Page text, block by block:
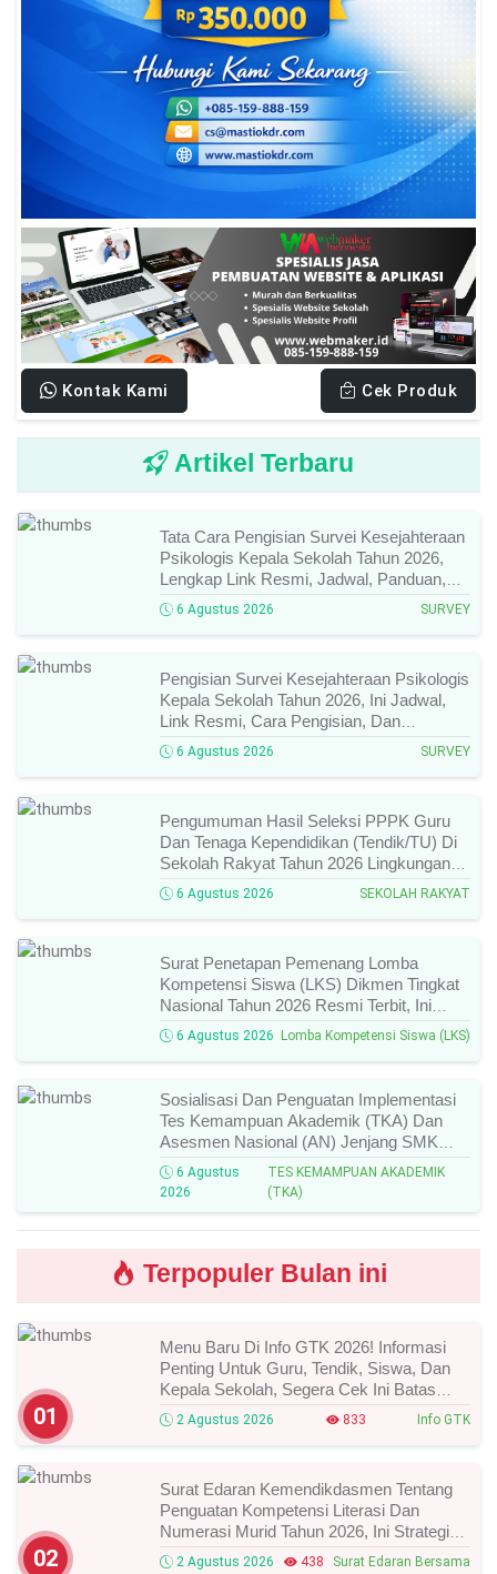
Kontak Kami Cek Produk
Artikel Terbaru
Tata Cara Pengisian Survei Kesejahteraan
Psikologis Kepala Sekolah Tahun 2026,
Lengkap Link Resmi, Jadwal, Panduan,
Dan Hal Yang Wajib Diperhatikan!
6 Agustus 2026 SURVEY
Pengisian Survei Kesejahteraan Psikologis
Kepala Sekolah Tahun 2026, Ini Jadwal,
Link Resmi, Cara Pengisian, Dan
Ketentuan Lengkapnya!
6 Agustus 2026 SURVEY
Pengumuman Hasil Seleksi PPPK Guru
Dan Tenaga Kependidikan (Tendik/TU) Di
Sekolah Rakyat Tahun 2026 Lingkungan
Kementerian Sosial RI, Ini Daftar Nama
Peserta Yang Lolos!
6 Agustus 2026 SEKOLAH RAKYAT
Surat Penetapan Pemenang Lomba
Kompetensi Siswa (LKS) Dikmen Tingkat
Nasional Tahun 2026 Resmi Terbit, Ini
Daftar Lengkap Nama Juara Dan Peraih
Medali!
6 Agustus 2026 Lomba Kompetensi Siswa (LKS)
Sosialisasi Dan Penguatan Implementasi
Tes Kemampuan Akademik (TKA) Dan
Asesmen Nasional (AN) Jenjang SMK
Tahun 2026, Ini Jadwal, Materi, Dan Link
Mengikutinya!
6 Agustus
2026
TES KEMAMPUAN AKADEMIK
(TKA)
Terpopuler Bulan ini
01
Menu Baru Di Info GTK 2026! Informasi
Penting Untuk Guru, Tendik, Siswa, Dan
Kepala Sekolah, Segera Cek Ini Batas
Waktunya!
2 Agustus 2026 833 Info GTK
02
Surat Edaran Kemendikdasmen Tentang
Penguatan Kompetensi Literasi Dan
Numerasi Murid Tahun 2026, Ini Strategi
Dan Alurnya
2 Agustus 2026 438 Surat Edaran Bersama